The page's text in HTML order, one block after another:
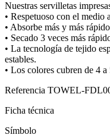
Nuestras servilletas
• Respetuoso con el medio
• Absorbe más y más
• Secado 3 veces más
• La tecnología de tejido
estables.
• Los colores cubren de 4
Referencia TOWEL-
Ficha técnica
Símbolo